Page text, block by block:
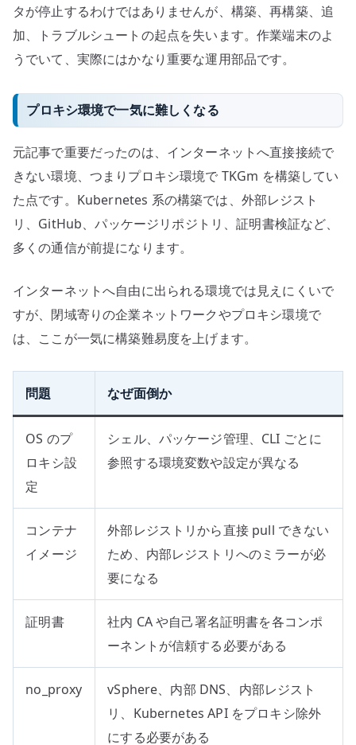
タが停止するわけではありませんが、構築、再構築、追
加、トラブルシュートの起点を失います。作業端末のよ
うでいて、実際にはかなり重要な運用部品です。
プロキシ環境で一気に難しくなる
元記事で重要だったのは、インターネットへ直接接続で
きない環境、つまりプロキシ環境で TKGm を構築してい
た点です。Kubernetes 系の構築では、外部レジスト
リ、GitHub、パッケージリポジトリ、証明書検証など、
多くの通信が前提になります。
インターネットへ自由に出られる環境では見えにくいで
すが、閉域寄りの企業ネットワークやプロキシ環境で
は、ここが一気に構築難易度を上げます。
問題 なぜ面倒か
OS のプ
ロキシ設
定
シェル、パッケージ管理、CLI ごとに
参照する環境変数や設定が異なる
コンテナ
イメージ
外部レジストリから直接 pull できない
ため、内部レジストリへのミラーが必
要になる
証明書
社内 CA や自己署名証明書を各コンポ
ーネントが信頼する必要がある
no_proxy
vSphere、内部 DNS、内部レジスト
リ、Kubernetes API をプロキシ除外
にする必要がある